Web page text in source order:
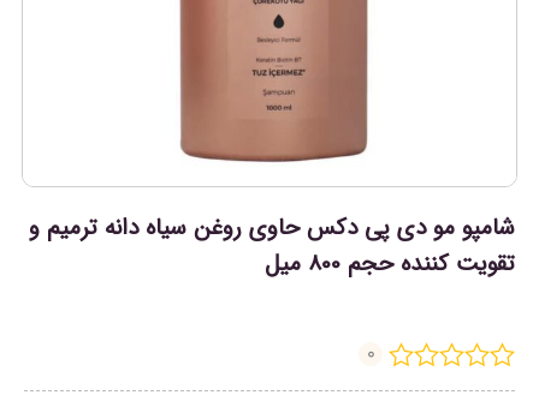
شامپو مو دی پی دکس حاوی روغن سیاه دانه ترمیم و
تقویت کننده حجم 800 میل
0